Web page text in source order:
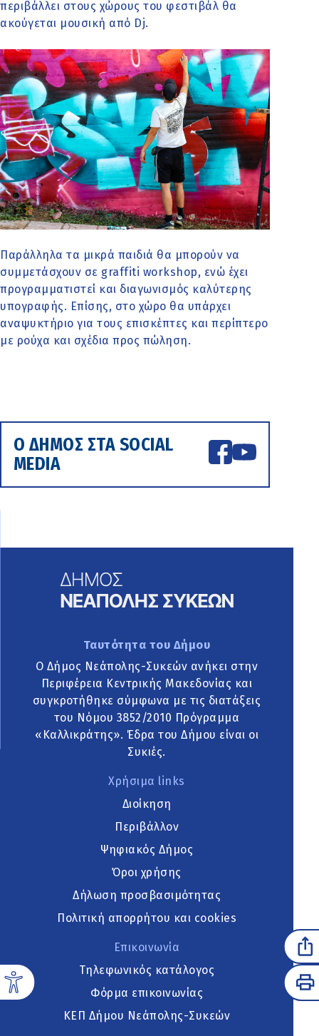
περιβάλλει στους χώρους του φεστιβάλ θα
ακούγεται μουσική από Dj.
Παράλληλα τα μικρά παιδιά θα μπορούν να
συμμετάσχουν σε graffiti workshop, ενώ έχει
προγραμματιστεί και διαγωνισμός καλύτερης
υπογραφής. Επίσης, στο χώρο θα υπάρχει
αναψυκτήριο για τους επισκέπτες και περίπτερο
με ρούχα και σχέδια προς πώληση.
Ο ΔΗΜΟΣ ΣΤΑ SOCIAL
MEDIA
Ταυτότητα του Δήμου
Ο Δήμος Νεάπολης-Συκεών ανήκει στην
Περιφέρεια Κεντρικής Μακεδονίας και
συγκροτήθηκε σύμφωνα με τις διατάξεις
του Νόμου 3852/2010 Πρόγραμμα
«Καλλικράτης». Έδρα του Δήμου είναι οι
Συκιές.
Χρήσιμα links
Διοίκηση
Περιβάλλον
Ψηφιακός Δήμος
Όροι χρήσης
Δήλωση προσβασιμότητας
Πολιτική απορρήτου και cookies
Επικοινωνία
Τηλεφωνικός κατάλογος
Φόρμα επικοινωνίας
ΚΕΠ Δήμου Νεάπολης-Συκεών